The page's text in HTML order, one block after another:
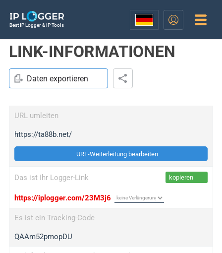
Best IP Logger & IP Tools
LINK-INFORMATIONEN
Daten exportieren
URL umleiten
https://ta88b.net/
URL-Weiterleitung bearbeiten
Das ist Ihr Logger-Link kopieren
https://iplogger.com/23M3j6
Es ist ein Tracking-Code
QAAm52pmopDU